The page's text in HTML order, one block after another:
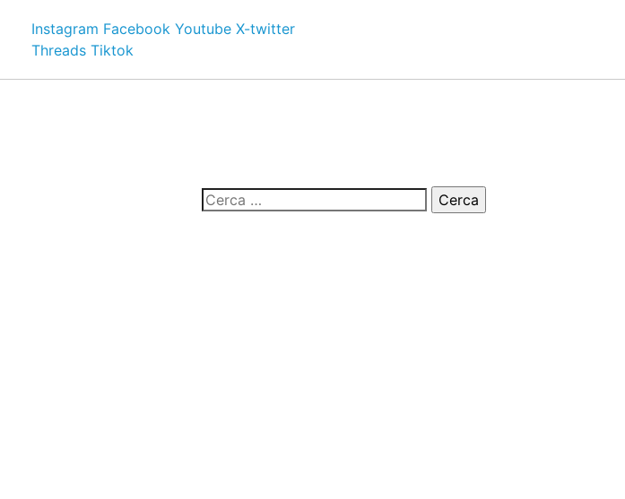
Instagram Facebook Youtube X-twitter
Threads Tiktok